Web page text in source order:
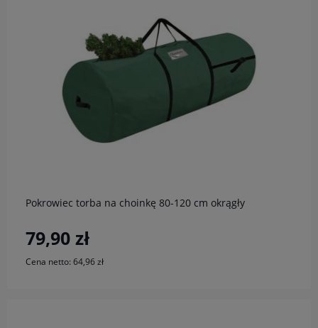
Pokrowiec torba na choinkę 80-120 cm okrągły
79,90 zł
Cena netto: 64,96 zł